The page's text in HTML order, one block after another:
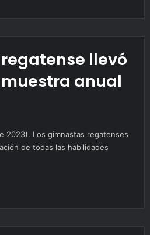
llevó
anual
2023). Los gimnastas regatenses
de todas las habilidades